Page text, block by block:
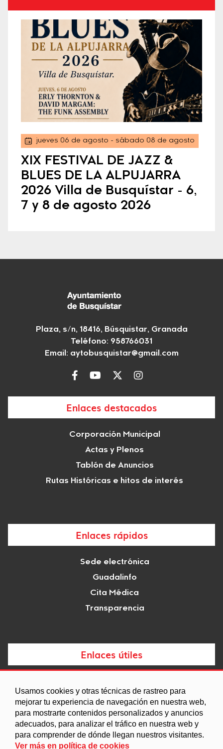
Usamos cookies y otras técnicas de rastreo para
mejorar tu experiencia de navegación en nuestra web,
para mostrarte contenidos personalizados y anuncios
adecuados, para analizar el tráfico en nuestra web y
para comprender de dónde llegan nuestros visitantes.
Ver más en política de cookies
jueves 06 de agosto - sábado 08 de agosto
XIX FESTIVAL DE JAZZ &
BLUES DE LA ALPUJARRA
2026 Villa de Busquístar - 6,
7 y 8 de agosto 2026
Plaza, s/n, 18416, Búsquistar, Granada
Teléfono: 958766031
Email: aytobusquistar@gmail.com
Enlaces destacados
Corporación Municipal
Actas y Plenos
Tablón de Anuncios
Rutas Históricas e hitos de interés
Enlaces rápidos
Sede electrónica
Guadalinfo
Cita Médica
Transparencia
Enlaces útiles
Agenda
Ordenanzas
Entidades y asociaciones